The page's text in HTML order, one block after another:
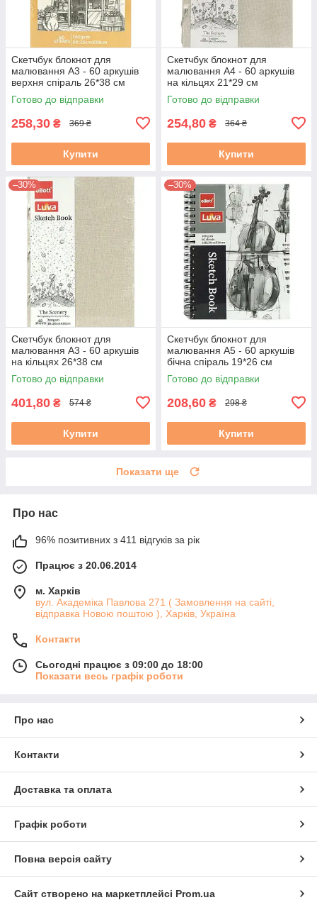
Скетчбук блокнот для
малювання А3 - 60 аркушів
верхня спіраль 26*38 см
Готово до відправки
258,30 ₴ 369 ₴
Купити
Скетчбук блокнот для
малювання А4 - 60 аркушів
на кільцях 21*29 см
Готово до відправки
254,80 ₴ 364 ₴
Купити
–30%
Скетчбук блокнот для
малювання А3 - 60 аркушів
на кільцях 26*38 см
Готово до відправки
401,80 ₴ 574 ₴
Купити
–30%
Скетчбук блокнот для
малювання А5 - 60 аркушів
бічна спіраль 19*26 см
Готово до відправки
208,60 ₴ 298 ₴
Купити
Показати ще
Про нас
96% позитивних з 411 відгуків за рік
Працює з 20.06.2014
м. Харків
вул. Академіка Павлова 271 ( Замовлення на сайті,
відправка Новою поштою ), Харків, Україна
Контакти
Сьогодні працює з 09:00 до 18:00
Показати весь графік роботи
Про нас
Контакти
Доставка та оплата
Графік роботи
Повна версія сайту
Сайт створено на маркетплейсі Prom.ua